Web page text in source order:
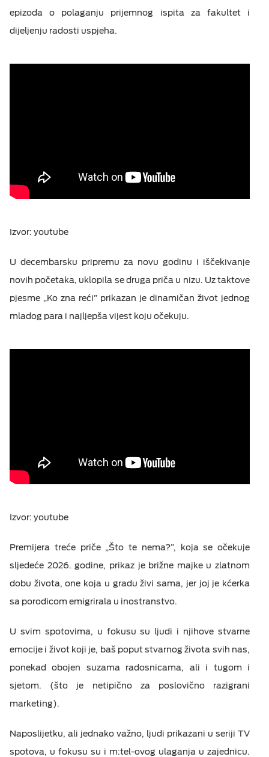
epizoda o polaganju prijemnog ispita za fakultet i
dijeljenju radosti uspjeha.
Izvor: youtube
U decembarsku pripremu za novu godinu i iščekivanje
novih početaka, uklopila se druga priča u nizu. Uz taktove
pjesme „Ko zna reći” prikazan je dinamičan život jednog
mladog para i najljepša vijest koju očekuju.
Izvor: youtube
Premijera treće priče „Što te nema?”, koja se očekuje
sljedeće 2026. godine, prikaz je brižne majke u zlatnom
dobu života, one koja u gradu živi sama, jer joj je kćerka
sa porodicom emigrirala u inostranstvo.
U svim spotovima, u fokusu su ljudi i njihove stvarne
emocije i život koji je, baš poput stvarnog života svih nas,
ponekad obojen suzama radosnicama, ali i tugom i
sjetom. (što je netipično za poslovično razigrani
marketing).
Naposlijetku, ali jednako važno, ljudi prikazani u seriji TV
spotova, u fokusu su i m:tel-ovog ulaganja u zajednicu.